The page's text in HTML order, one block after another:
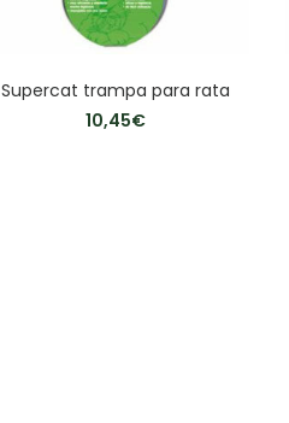
Supercat trampa para rata
10,45€